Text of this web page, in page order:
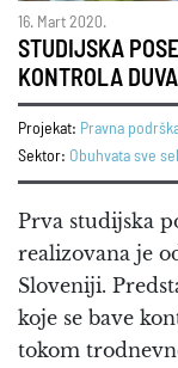
16. Mart 2020.
STUDIJSKA
KONTROLA
Projekat: Pravna
Sektor: Obuhvata sve
Prva studijska
realizovana je
Sloveniji.
koje se bave
tokom